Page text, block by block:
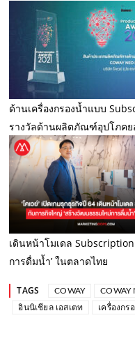
ด้านเครื่องกรองน้ำแบบ
รางวัลด้านผลิตภัณฑ์อุปโภคย
เดินหน้าโมเดล
การดื่มน้ำ’ ในตลาดไทย
TAGS COWAY COWAY
อินนิเชียล เอสเตท
เครื่องกร